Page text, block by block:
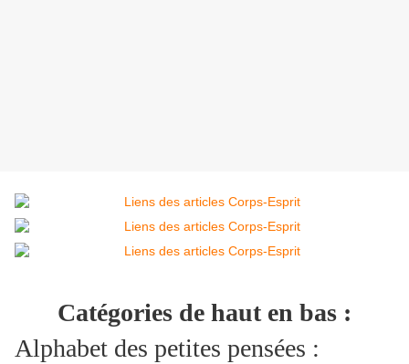
Catégories de haut en bas :
Alphabet des petites pensées :